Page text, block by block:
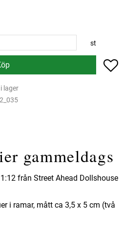
st
lager
gammeldags
från Street Ahead Dollshouse
i ramar, mått ca 3,5 x 5 cm (två